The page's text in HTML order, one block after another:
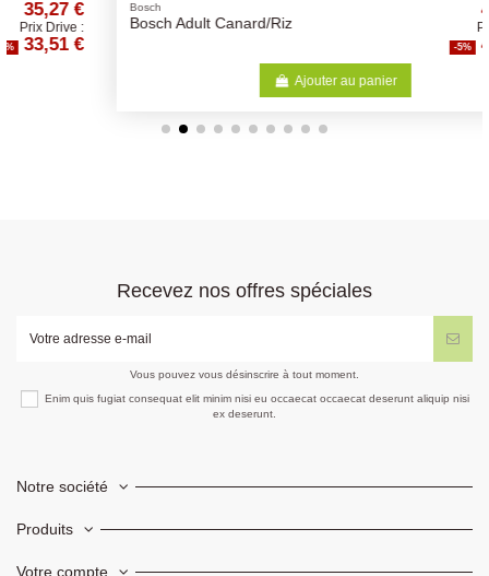
Bosch
Bosch Adult Canard/Riz
40,00 €
Ajouter au panier
Recevez nos offres spéciales
Vous pouvez vous désinscrire à tout moment.
Enim quis fugiat consequat elit minim nisi eu occaecat occaecat deserunt aliquip nisi
ex deserunt.
Notre société
Produits
Votre compte